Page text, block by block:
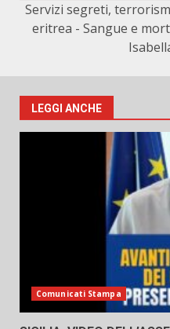
Servizi segreti,
eritrea - Sangue e
LEGGI ANCHE
Comunicati Stampa